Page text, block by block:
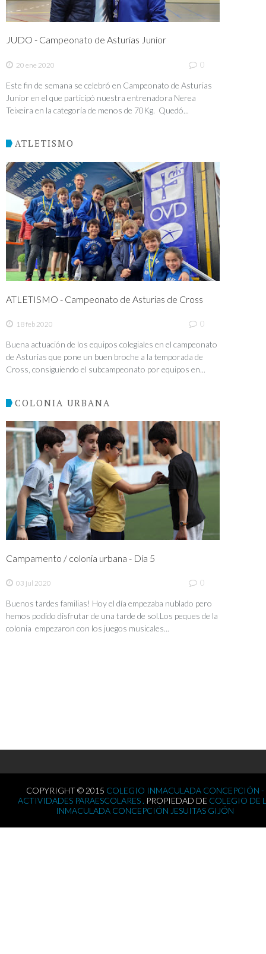
JUDO - Campeonato de Asturias Junior
20 ene 2020 0
Este fin de semana se celebró en Campeonato de Asturias
Junior en el que participó nuestra entrenadora Nerea
Teixeira en la categoría de menos de 70Kg. Quedó...
ATLETISMO
ATLETISMO - Campeonato de Asturias de Cross
18 feb 2020 0
Buena actuación de los equipos colegiales en el campeonato
de Asturias que pone un buen broche a la temporada de
Cross, consiguiendo el subcampeonato por equipos en...
COLONIA URBANA
Campamento / colonia urbana - Día 5
03 jul 2020 0
Buenos tardes familias! Hoy el día empezaba nublado pero
hemos podido disfrutar de una tarde de sol.Los peques de la
colonia empezaron con los juegos musicales...
COPYRIGHT © 2015 COLEGIO INMACULADA CONCEPCIÓN -
ACTIVIDADES PARAESCOLARES . PROPIEDAD DE COLEGIO DE
INMACULADA CONCEPCIÓN JESUITAS GIJÓN